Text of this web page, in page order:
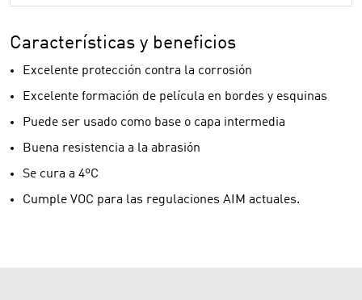
Características y beneficios
Excelente protección contra la corrosión
Excelente formación de película en bordes y esquinas
Puede ser usado como base o capa intermedia
Buena resistencia a la abrasión
Se cura a 4ºC
Cumple VOC para las regulaciones AIM actuales.